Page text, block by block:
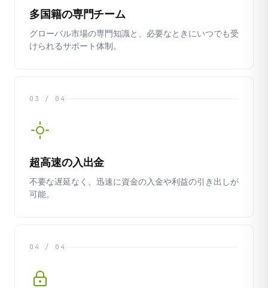
多国籍の専門チーム
グローバル市場の専門知識と、必要なときにいつでも受
けられるサポート体制。
03 / 04
超高速の入出金
不要な遅延なく、迅速に資金の入金や利益の引き出しが
可能。
04 / 04